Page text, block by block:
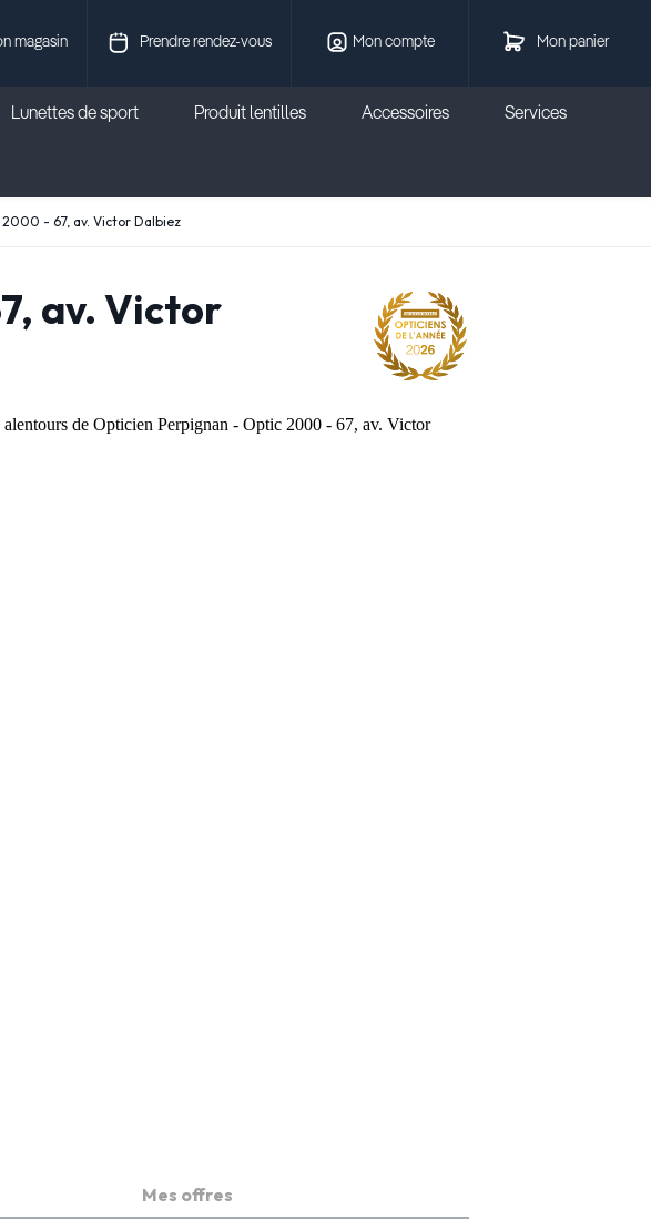
Mon panier
Prendre rendez-vous Mon compte
magasin
Lunettes de sport Produit lentilles Accessoires Services
- 67, av. Victor Dalbiez
av. Victor
Mes offres